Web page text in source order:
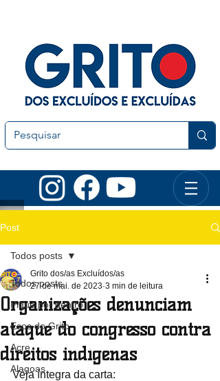
Post
Todos posts
Fique por dentro
Ecos do Grito
Acre
Alagoas
Todos posts
Organizações denunciam
ataque do congresso contra
direitos indígenas
Grito dos/as Excluídos/as
27 de mai. de 2023 3 min de leitura
Veja íntegra da carta: